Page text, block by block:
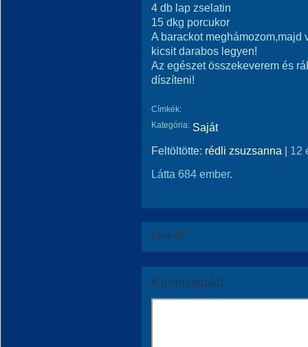
4 db lap zselatin
15 dkg porcukor
A barackot
kicsit darabos legyen!
Az egészet összekeverem és
díszíteni!
Címkék:
Kategória: Saját
Feltöltötte: rédli zsuzsanna | 12
Látta 684 ember.
Értékeld!
Kommentáld!